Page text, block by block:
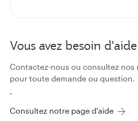
Vous avez besoin
Contactez-nous ou consultez nos
pour toute demande ou question.
Consultez notre page d'aide